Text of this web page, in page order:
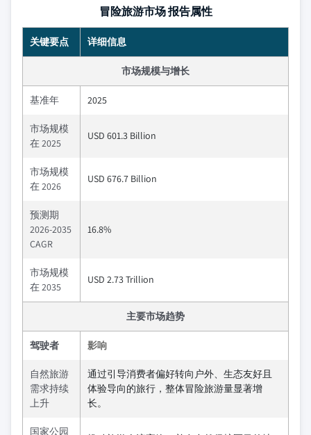
冒险旅游市场 报告属性
关键要点 详细信息
市场规模与增长
基准年 2025
市场规模
在 2025
USD 601.3 Billion
市场规模
在 2026
USD 676.7 Billion
预测期
2026-2035
CAGR
16.8%
市场规模
在 2035
USD 2.73 Trillion
主要市场趋势
驾驶者 影响
自然旅游
需求持续
上升
通过引导消费者偏好转向户外、生态友好且
体验导向的旅行，整体冒险旅游量显著增
长。
国家公园